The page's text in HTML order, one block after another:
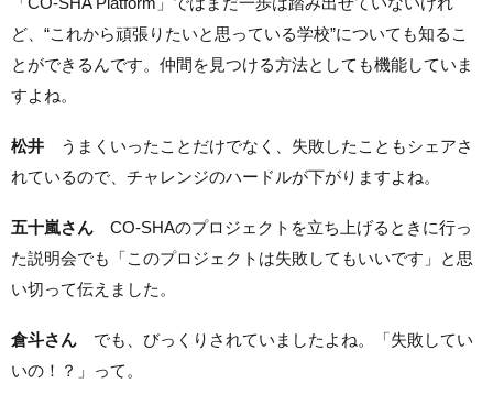
ど、“これから頑張りたいと思っている学校”についても知るこ
とができるんです。仲間を見つける方法としても機能していま
すよね。
松井 うまくいったことだけでなく、失敗したこともシェアさ
れているので、チャレンジのハードルが下がりますよね。
五十嵐さん CO-SHAのプロジェクトを立ち上げるときに行っ
た説明会でも「このプロジェクトは失敗してもいいです」と思
い切って伝えました。
倉斗さん でも、びっくりされていましたよね。「失敗してい
いの！？」って。